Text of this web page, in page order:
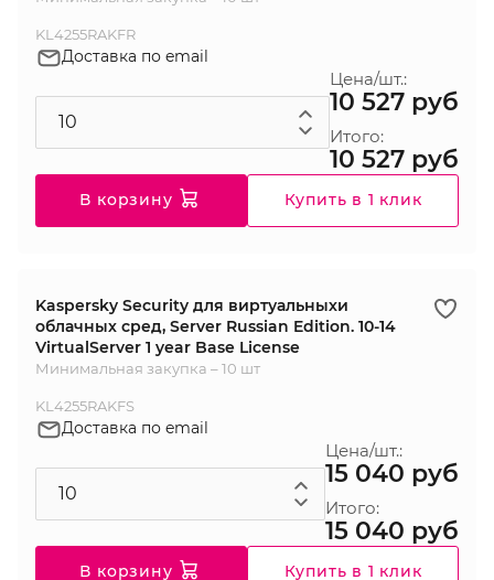
KL4255RAKFR
Доставка по email
Цена/шт.:
10 527 руб
Итого:
10 527 руб
В корзину Купить в 1 клик
Kaspersky Security для виртуальныхи
облачных сред, Server Russian Edition. 10-14
VirtualServer 1 year Base License
Минимальная закупка – 10 шт
KL4255RAKFS
Доставка по email
Цена/шт.:
15 040 руб
Итого:
15 040 руб
В корзину Купить в 1 клик